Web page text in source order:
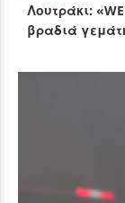
Λουτράκι:
βραδιά